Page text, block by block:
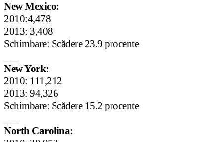
New Mexico:
2010:4,478
2013: 3,408
Schimbare: Scădere 23.9 procente
New York:
2010: 111,212
2013: 94,326
Schimbare: Scădere 15.2 procente
North Carolina: